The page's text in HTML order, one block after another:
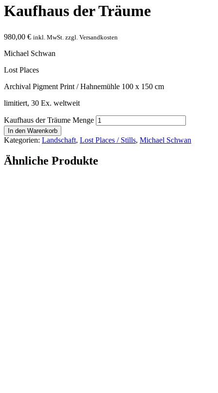
Kaufhaus der Träume
980,00 € inkl. MwSt. zzgl. Versandkosten
Michael Schwan
Lost Places
Archival Pigment Print / Hahnemühle 100 x 150 cm
limitiert, 30 Ex. weltweit
Kaufhaus der Träume Menge
In den Warenkorb
Kategorien: Landschaft, Lost Places / Stills, Michael Schwan
Ähnliche Produkte